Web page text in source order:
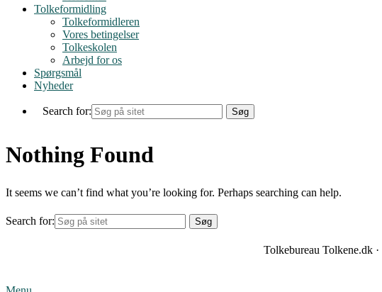
Tolkeformidling
Tolkeformidleren
Vores betingelser
Tolkeskolen
Arbejd for os
Spørgsmål
Nyheder
Search for:
Nothing Found
It seems we can’t find what you’re looking for. Perhaps searching can help.
Search for:
Tolkebureau Tolkene.dk